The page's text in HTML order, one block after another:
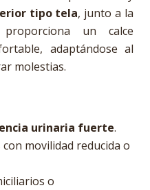
tipo tela, junto a la
un calce
adaptándose al
molestias.
urinaria fuerte.
movilidad reducida o
o